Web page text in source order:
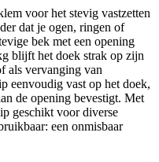
voor het stevig vastzetten
dat je ogen, ringen of
bek met een opening
blijft het doek strak op zijn
als vervanging van
eenvoudig vast op het doek,
de opening bevestigt. Met
geschikt voor diverse
een onmisbaar